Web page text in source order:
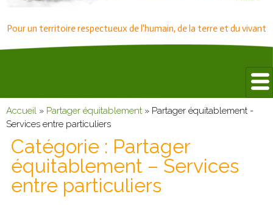
Pour un territoire respectueux de l'humain, de la terre et du vivant
Accueil » Partager équitablement» Partager équitablement -
Services entre particuliers
Catégorie : Partager
équitablement – Services
entre particuliers